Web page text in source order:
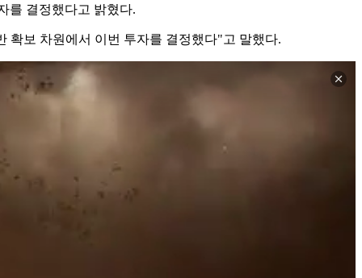
를 결정했다고 밝혔다.
확보 차원에서 이번 투자를 결정했다"고 말했다.